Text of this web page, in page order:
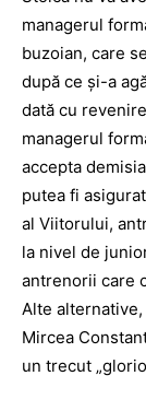
managerul
buzoian, care
după ce şi-a
dată cu
managerul
accepta
putea fi
al Viitorului,
la nivel de
antrenorii care
Alte
Mircea
un trecut